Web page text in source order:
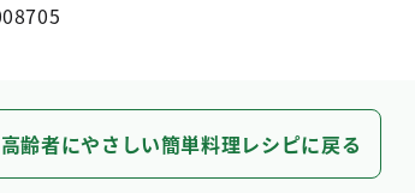
高齢者にやさしい簡単料理レシピに戻る